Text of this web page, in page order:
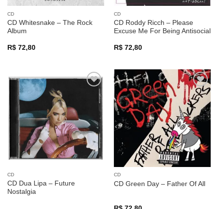
CD
CD Whitesnake – The Rock
Album
R$72,80
CD
CD Roddy Ricch – Please
Excuse Me For Being Antisocial
R$72,80
Adicionar
CD
CD Dua Lipa – Future
Nostalgia
Adicionar
a lista de
desejos
CD
CD Green Day – Father Of All